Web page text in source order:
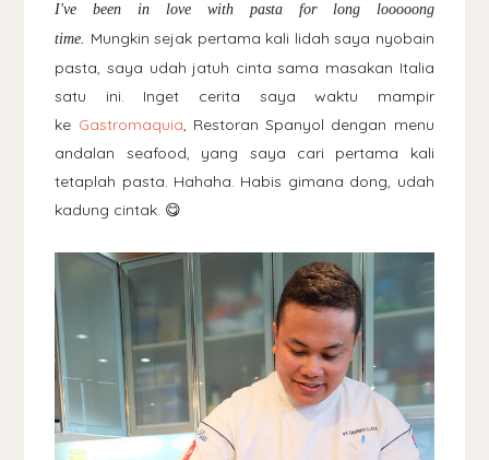
I've been in love with pasta for long looooong
time. Mungkin sejak pertama kali lidah saya nyobain
pasta, saya udah jatuh cinta sama masakan Italia
satu ini. Inget cerita saya waktu mampir
ke Gastromaquia, Restoran Spanyol dengan menu
andalan seafood, yang saya cari pertama kali
tetaplah pasta. Hahaha. Habis gimana dong, udah
kadung cintak. 😋